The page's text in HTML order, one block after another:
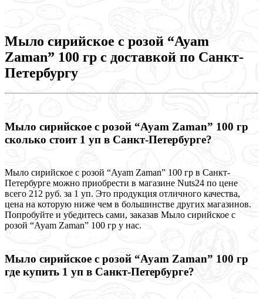
Мыло сирийское с розой “Ayam
Zaman” 100 гр с доставкой по Санкт-
Петербургу
Мыло сирийское с розой “Ayam Zaman” 100 гр
сколько стоит 1 уп в Санкт-Петербурге?
Мыло сирийское с розой “Ayam Zaman” 100 гр в Санкт-
Петербурге можно приобрести в магазине Nuts24 по цене
всего 212 руб. за 1 уп. Это продукция отличного качества,
цена на которую ниже чем в большинстве других магазинов.
Попробуйте и убедитесь сами, заказав Мыло сирийское с
розой “Ayam Zaman” 100 гр у нас.
Мыло сирийское с розой “Ayam Zaman” 100 гр
где купить 1 уп в Санкт-Петербурге?